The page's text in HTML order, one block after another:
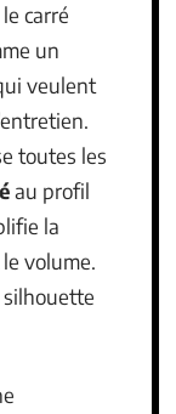
carré
un
veulent
toutes les
au profil
la
volume.
silhouette